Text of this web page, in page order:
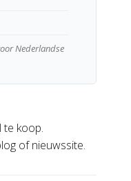
Nederlandse
te koop.
of nieuwssite.